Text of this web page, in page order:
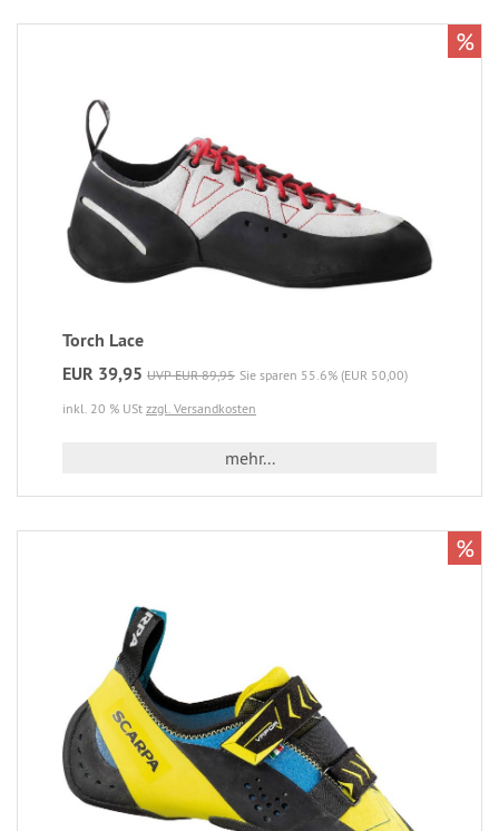
Torch Lace
EUR 39,95 UVP EUR 89,95 Sie sparen 55.6% (EUR 50,00)
inkl. 20 % USt zzgl. Versandkosten
mehr...
%
%